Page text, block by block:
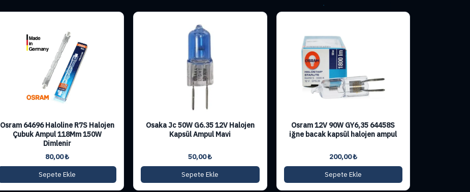
Osram 64696 Haloline R7S Halojen
Çubuk Ampul 118Mm 150W
Dimlenir
80,00₺
Sepete Ekle
Osaka Jc 50W G6.35 12V Halojen
Kapsül Ampul Mavi
50,00₺
Sepete Ekle
Osram 12V 90W GY6,35 64458S
iğne bacak kapsül halojen ampul
200,00₺
Sepete Ekle